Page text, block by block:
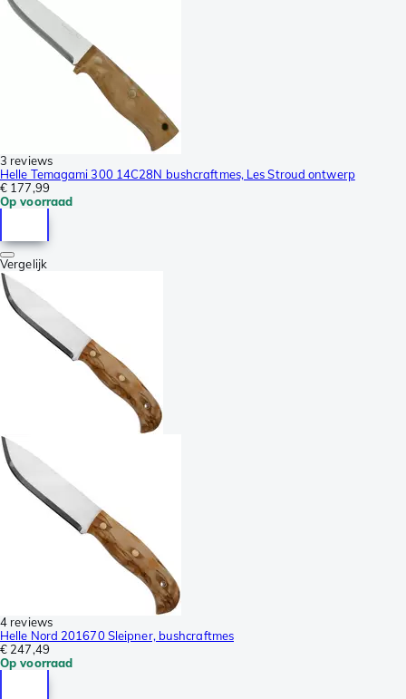
3 reviews
Helle Temagami 300 14C28N bushcraftmes, Les Stroud ontwerp
€ 177,99
Op voorraad
Vergelijk
4 reviews
Helle Nord 201670 Sleipner, bushcraftmes
€ 247,49
Op voorraad